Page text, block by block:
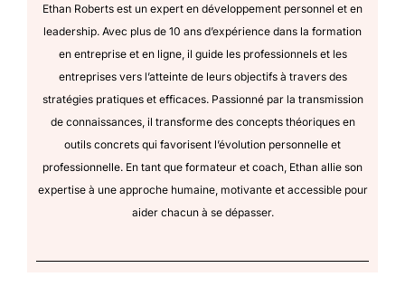
Ethan Roberts est un expert en développement personnel et en
leadership. Avec plus de 10 ans d’expérience dans la formation
en entreprise et en ligne, il guide les professionnels et les
entreprises vers l’atteinte de leurs objectifs à travers des
stratégies pratiques et efficaces. Passionné par la transmission
de connaissances, il transforme des concepts théoriques en
outils concrets qui favorisent l’évolution personnelle et
professionnelle. En tant que formateur et coach, Ethan allie son
expertise à une approche humaine, motivante et accessible pour
aider chacun à se dépasser.